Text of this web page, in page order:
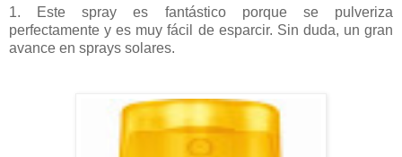
1. Este spray es fantástico porque se pulveriza
perfectamente y es muy fácil de esparcir. Sin duda, un gran
avance en sprays solares.